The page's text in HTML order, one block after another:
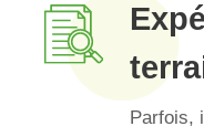
Parfois,